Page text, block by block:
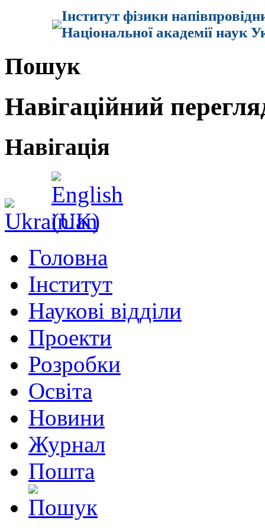
Інститут фізики
Національної академії наук
Пошук
Навігаційний
Навігація
Головна
Інститут
Наукові відділи
Проекти
Розробки
Освіта
Новини
Журнал
Пошта